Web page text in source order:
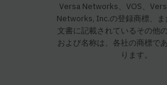
Versa Networks、VOS、
Networks, Inc.の登録商標、ま
文書に記載されているその他
および名称は、各社の商標で
ります。